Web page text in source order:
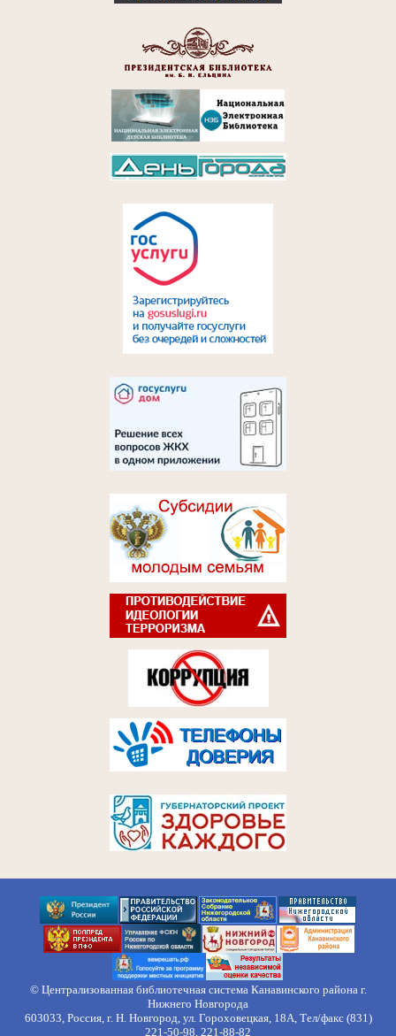
© Централизованная библиотечная система Канавинского района г.
Нижнего Новгорода
603033, Россия, г. Н. Новгород, ул. Гороховецкая, 18А, Тел/факс (831)
221-50-98, 221-88-82